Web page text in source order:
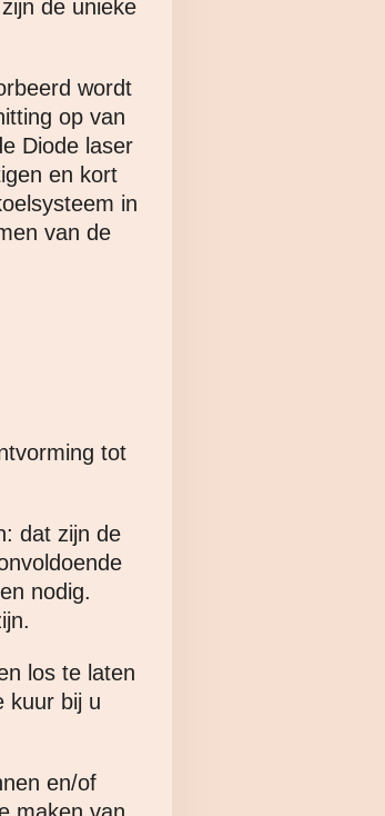
de unieke
wordt
op van
Diode laser
en kort
in
van de
tot
dat zijn de
nodig.
los te laten
kuur bij u
en/of